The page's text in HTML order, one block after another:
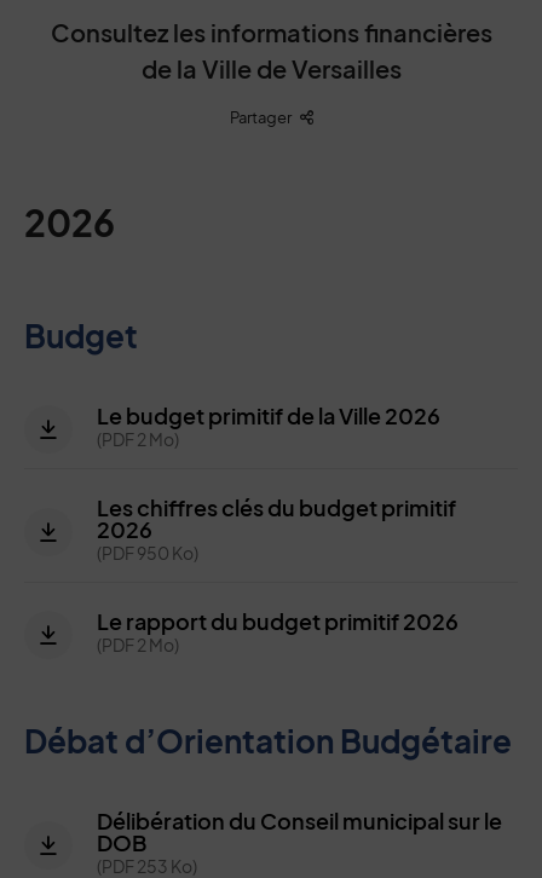
Consultez les informations financières
de la Ville de Versailles
Partager Liste des liens de partage
2026
Budget
Le budget primitif de la Ville 2026
(PDF 2 Mo)
Les chiffres clés du budget primitif
2026
(PDF 950 Ko)
Le rapport du budget primitif 2026
(PDF 2 Mo)
Débat d’Orientation Budgétaire
Délibération du Conseil municipal sur le
DOB
(PDF 253 Ko)